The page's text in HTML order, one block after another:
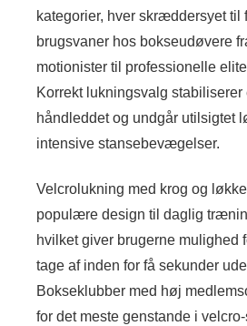
kategorier, hver skræddersyet til
brugsvaner hos bokseudøvere
motionister til professionelle
Korrekt lukningsvalg stabiliserer
håndleddet og undgår utilsigtet
intensive stansebevægelser.
Velcrolukning med krog og
populære design til daglig
hvilket giver brugerne mulighed
tage af inden for få sekunder
Bokseklubber med høj
for det meste genstande i